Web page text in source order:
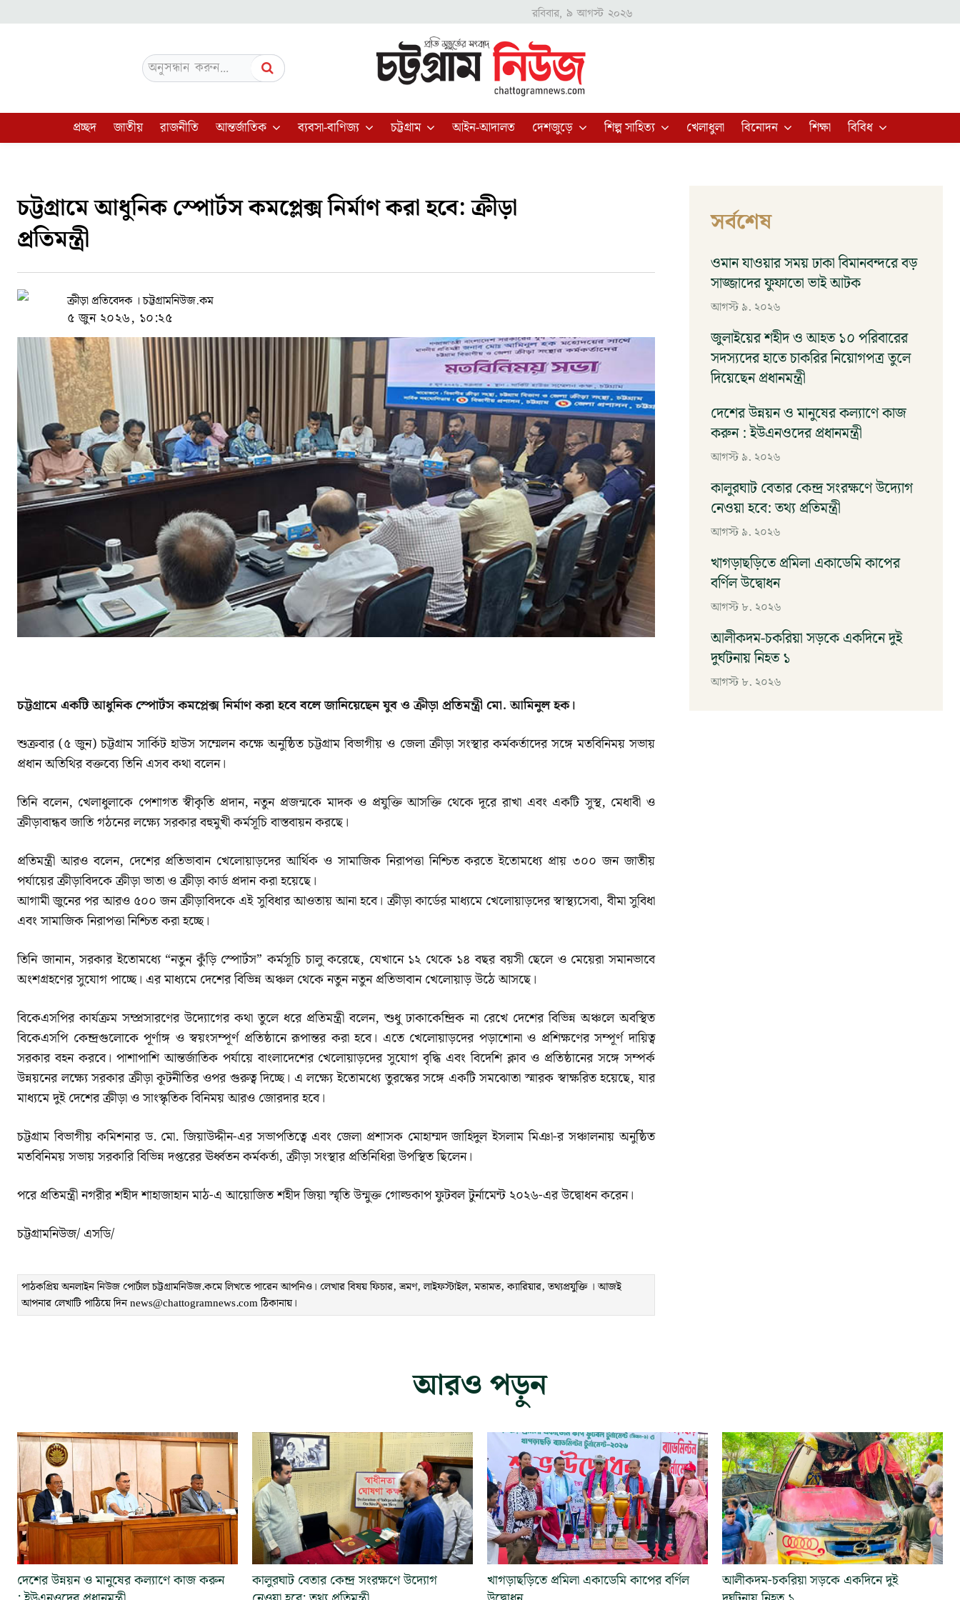
রবিবার, ৯ আগস্ট ২০২৬
অনুসন্ধান করুন...
প্রচ্ছদ জাতীয় রাজনীতি আন্তর্জাতিক ব্যবসা-বাণিজ্য চট্টগ্রাম আইন-আদালত দেশজুড়ে শিল্প সাহিত্য খেলাধুলা বিনোদন শিক্ষা বিবিধ
চট্টগ্রামে আধুনিক স্পোর্টস কমপ্লেক্স নির্মাণ করা হবে: ক্রীড়া
প্রতিমন্ত্রী
ক্রীড়া প্রতিবেদক । চট্টগ্রামনিউজ.কম
৫ জুন ২০২৬, ১০:২৫
চট্টগ্রামে একটি আধুনিক স্পোর্টস কমপ্লেক্স নির্মাণ করা হবে বলে জানিয়েছেন যুব ও ক্রীড়া প্রতিমন্ত্রী মো. আমিনুল হক।
শুক্রবার (৫ জুন) চট্টগ্রাম সার্কিট হাউস সম্মেলন কক্ষে অনুষ্ঠিত চট্টগ্রাম বিভাগীয় ও জেলা ক্রীড়া সংস্থার কর্মকর্তাদের সঙ্গে মতবিনিময় সভায়
প্রধান অতিথির বক্তব্যে তিনি এসব কথা বলেন।
তিনি বলেন, খেলাধুলাকে পেশাগত স্বীকৃতি প্রদান, নতুন প্রজন্মকে মাদক ও প্রযুক্তি আসক্তি থেকে দূরে রাখা এবং একটি সুস্থ, মেধাবী ও
ক্রীড়াবান্ধব জাতি গঠনের লক্ষ্যে সরকার বহুমুখী কর্মসূচি বাস্তবায়ন করছে।
প্রতিমন্ত্রী আরও বলেন, দেশের প্রতিভাবান খেলোয়াড়দের আর্থিক ও সামাজিক নিরাপত্তা নিশ্চিত করতে ইতোমধ্যে প্রায় ৩০০ জন জাতীয়
পর্যায়ের ক্রীড়াবিদকে ক্রীড়া ভাতা ও ক্রীড়া কার্ড প্রদান করা হয়েছে।
আগামী জুনের পর আরও ৫০০ জন ক্রীড়াবিদকে এই সুবিধার আওতায় আনা হবে। ক্রীড়া কার্ডের মাধ্যমে খেলোয়াড়দের স্বাস্থ্যসেবা, বীমা সুবিধা
এবং সামাজিক নিরাপত্তা নিশ্চিত করা হচ্ছে।
তিনি জানান, সরকার ইতোমধ্যে “নতুন কুঁড়ি স্পোর্টস” কর্মসূচি চালু করেছে, যেখানে ১২ থেকে ১৪ বছর বয়সী ছেলে ও মেয়েরা সমানভাবে
অংশগ্রহণের সুযোগ পাচ্ছে। এর মাধ্যমে দেশের বিভিন্ন অঞ্চল থেকে নতুন নতুন প্রতিভাবান খেলোয়াড় উঠে আসছে।
বিকেএসপির কার্যক্রম সম্প্রসারণের উদ্যোগের কথা তুলে ধরে প্রতিমন্ত্রী বলেন, শুধু ঢাকাকেন্দ্রিক না রেখে দেশের বিভিন্ন অঞ্চলে অবস্থিত
বিকেএসপি কেন্দ্রগুলোকে পূর্ণাঙ্গ ও স্বয়ংসম্পূর্ণ প্রতিষ্ঠানে রূপান্তর করা হবে। এতে খেলোয়াড়দের পড়াশোনা ও প্রশিক্ষণের সম্পূর্ণ দায়িত্ব
সরকার বহন করবে। পাশাপাশি আন্তর্জাতিক পর্যায়ে বাংলাদেশের খেলোয়াড়দের সুযোগ বৃদ্ধি এবং বিদেশি ক্লাব ও প্রতিষ্ঠানের সঙ্গে সম্পর্ক
উন্নয়নের লক্ষ্যে সরকার ক্রীড়া কূটনীতির ওপর গুরুত্ব দিচ্ছে। এ লক্ষ্যে ইতোমধ্যে তুরস্কের সঙ্গে একটি সমঝোতা স্মারক স্বাক্ষরিত হয়েছে, যার
মাধ্যমে দুই দেশের ক্রীড়া ও সাংস্কৃতিক বিনিময় আরও জোরদার হবে।
চট্টগ্রাম বিভাগীয় কমিশনার ড. মো. জিয়াউদ্দীন-এর সভাপতিত্বে এবং জেলা প্রশাসক মোহাম্মদ জাহিদুল ইসলাম মিঞা-র সঞ্চালনায় অনুষ্ঠিত
মতবিনিময় সভায় সরকারি বিভিন্ন দপ্তরের ঊর্ধ্বতন কর্মকর্তা, ক্রীড়া সংস্থার প্রতিনিধিরা উপস্থিত ছিলেন।
পরে প্রতিমন্ত্রী নগরীর শহীদ শাহাজাহান মাঠ-এ আয়োজিত শহীদ জিয়া স্মৃতি উন্মুক্ত গোল্ডকাপ ফুটবল টুর্নামেন্ট ২০২৬-এর উদ্বোধন করেন।
চট্টগ্রামনিউজ/ এসডি/
পাঠকপ্রিয় অনলাইন নিউজ পোর্টাল চট্টগ্রামনিউজ.কমে লিখতে পারেন আপনিও। লেখার বিষয় ফিচার, ভ্রমণ, লাইফস্টাইল, মতামত, ক্যারিয়ার, তথ্যপ্রযুক্তি । আজই
আপনার লেখাটি পাঠিয়ে দিন news@chattogramnews.com ঠিকানায়।
সর্বশেষ
ওমান যাওয়ার সময় ঢাকা বিমানবন্দরে বড়
সাজ্জাদের ফুফাতো ভাই আটক
আগস্ট ৯, ২০২৬
জুলাইয়ের শহীদ ও আহত ১০ পরিবারের
সদস্যদের হাতে চাকরির নিয়োগপত্র তুলে
দিয়েছেন প্রধানমন্ত্রী
আগস্ট ৯, ২০২৬
দেশের উন্নয়ন ও মানুষের কল্যাণে কাজ
করুন : ইউএনওদের প্রধানমন্ত্রী
আগস্ট ৯, ২০২৬
কালুরঘাট বেতার কেন্দ্র সংরক্ষণে উদ্যোগ
নেওয়া হবে: তথ্য প্রতিমন্ত্রী
আগস্ট ৯, ২০২৬
খাগড়াছড়িতে প্রমিলা একাডেমি কাপের
বর্ণিল উদ্বোধন
আগস্ট ৮, ২০২৬
আলীকদম-চকরিয়া সড়কে একদিনে দুই
দুর্ঘটনায় নিহত ১
আগস্ট ৮, ২০২৬
আরও পড়ুন
দেশের উন্নয়ন ও মানুষের কল্যাণে কাজ করুন
কালুরঘাট বেতার কেন্দ্র সংরক্ষণে উদ্যোগ
খাগড়াছড়িতে প্রমিলা একাডেমি কাপের বর্ণিল
আলীকদম-চকরিয়া সড়কে একদিনে দুই